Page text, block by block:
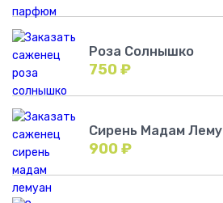
Роза Солнышко
750₽
Сирень Мадам
900₽